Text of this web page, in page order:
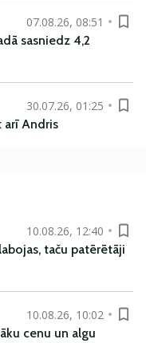
07.08.26, 08:51
sasniedz 4,2
30.07.26, 01:25
arī Andris
10.08.26, 12:40
taču patērētāji
10.08.26, 10:02
cenu un algu